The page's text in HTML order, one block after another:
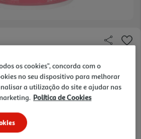
os cookies", concorda com o
no seu dispositivo para melhorar
a utilização do site e ajudar nas
Política de Cookies